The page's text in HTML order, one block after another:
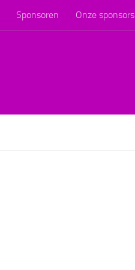
Sponsoren Onze sponsors